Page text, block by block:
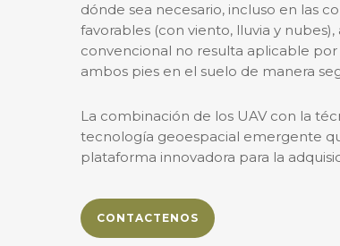
dónde sea necesario, incluso en las
favorables (con viento, lluvia y
convencional no resulta aplicable
ambos pies en el suelo de manera
La combinación de los UAV con la
tecnología geoespacial emergente
plataforma innovadora para la
CONTACTENOS